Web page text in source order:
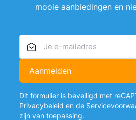
mooie aanbiedingen en
Aanmelden
Dit formulier is beveiligd met
Privacybeleid en de
zijn van toepassing.